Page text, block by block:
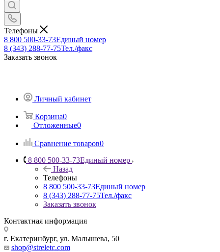
Телефоны
8 800 500-33-73Единый номер
8 (343) 288-77-75Тел./факс
Заказать звонок
Личный кабинет
Корзина0
Отложенные0
Сравнение товаров0
8 800 500-33-73Единый номер
Назад
Телефоны
8 800 500-33-73Единый номер
8 (343) 288-77-75Тел./факс
Заказать звонок
Контактная информация
г. Екатеринбург, ул. Малышева, 50
shop@streletc.com